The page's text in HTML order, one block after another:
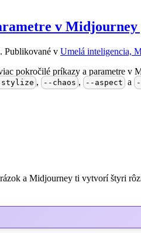
v
. Publikované v Umelá inteligencia,
pokročilé príkazy a parametre v
, --chaos , --aspect a
a Midjourney ti vytvorí štyri